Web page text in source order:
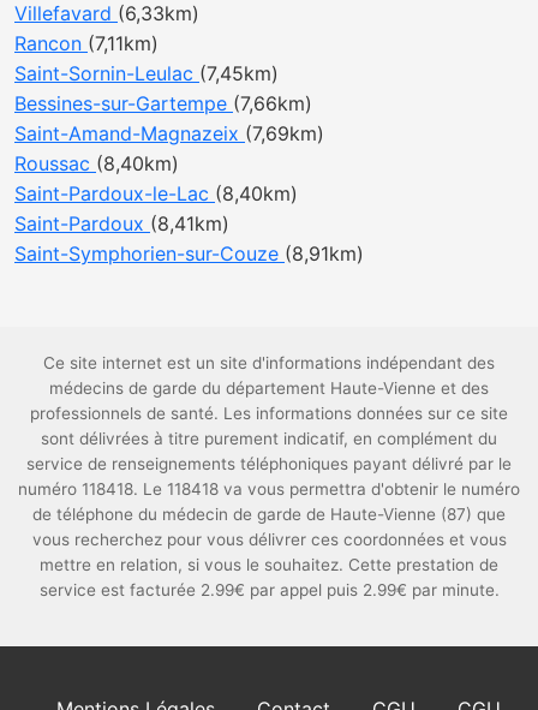
Villefavard (6,33km)
Rancon (7,11km)
Saint-Sornin-Leulac (7,45km)
Bessines-sur-Gartempe (7,66km)
Saint-Amand-Magnazeix (7,69km)
Roussac (8,40km)
Saint-Pardoux-le-Lac (8,40km)
Saint-Pardoux (8,41km)
Saint-Symphorien-sur-Couze (8,91km)
Ce site internet est un site d'informations indépendant des
médecins de garde du département Haute-Vienne et des
professionnels de santé. Les informations données sur ce site
sont délivrées à titre purement indicatif, en complément du
service de renseignements téléphoniques payant délivré par le
numéro 118418. Le 118418 va vous permettra d'obtenir le numéro
de téléphone du médecin de garde de Haute-Vienne (87) que
vous recherchez pour vous délivrer ces coordonnées et vous
mettre en relation, si vous le souhaitez. Cette prestation de
service est facturée 2.99€ par appel puis 2.99€ par minute.